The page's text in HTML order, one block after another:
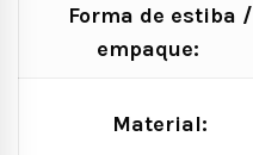
Forma de estiba /
empaque:
Material: